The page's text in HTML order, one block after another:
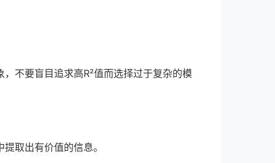
不要盲目追求高R²值而选择过于复杂的模
取出有价值的信息。